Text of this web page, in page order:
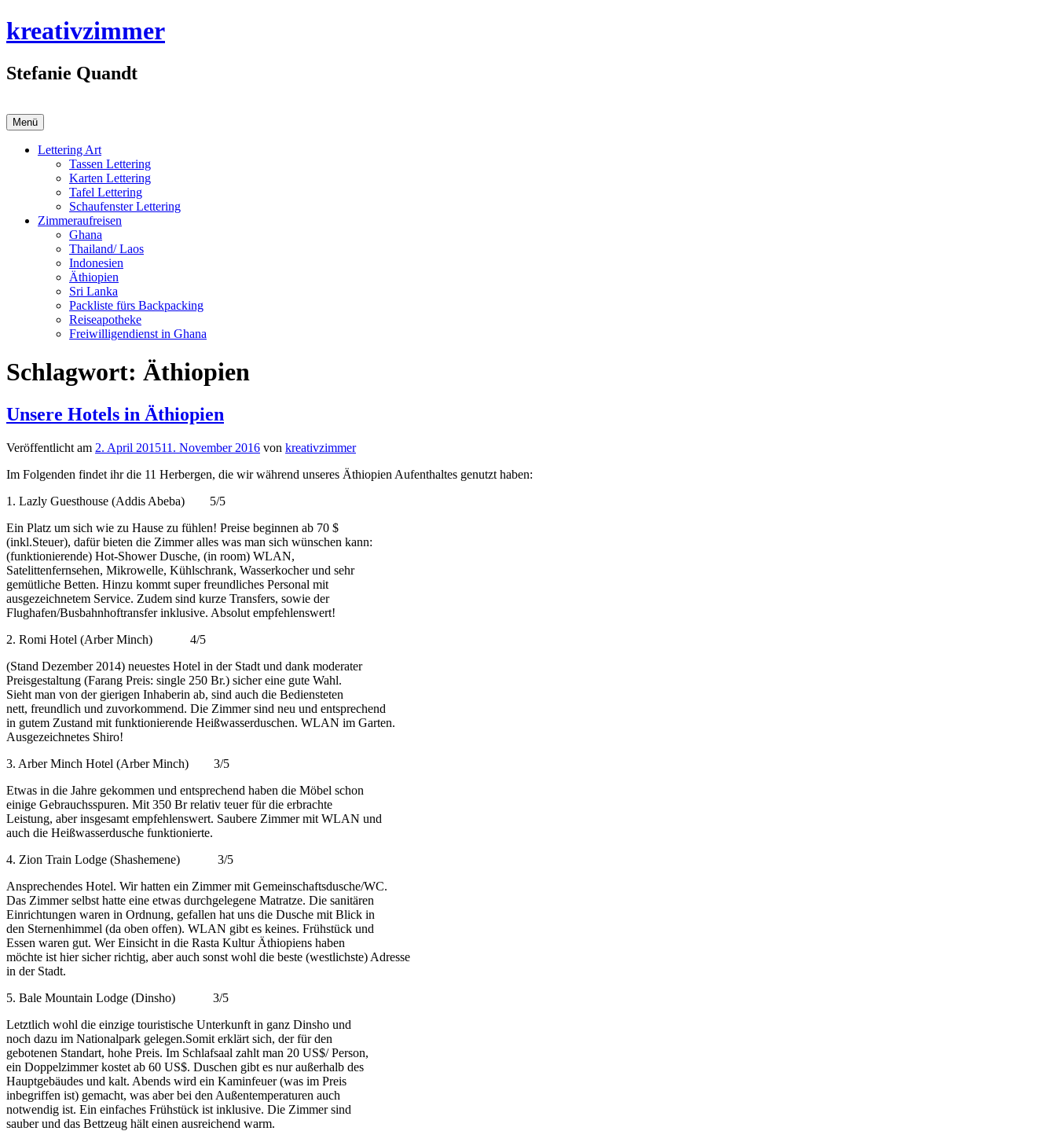
Zum
Inhalt
kreativzimmer
Stefanie Quandt
Menü
Lettering Art
Tassen Lettering
Karten Lettering
Tafel Lettering
Schaufenster Lettering
Zimmeraufreisen
Ghana
Thailand/ Laos
Indonesien
Äthiopien
Sri Lanka
Packliste fürs Backpacking
Reiseapotheke
Freiwilligendienst in Ghana
Schlagwort: Äthiopien
Unsere Hotels in Äthiopien
Veröffentlicht am 2. April 201511. November 2016 von kreativzimmer
Im Folgenden findet ihr die 11 Herbergen, die wir während unseres Äthiopien Aufenthaltes genutzt haben:
1. Lazly Guesthouse (Addis Abeba) 5/5
Ein Platz um sich wie zu Hause zu fühlen! Preise beginnen ab 70 $
(inkl.Steuer), dafür bieten die Zimmer alles was man sich wünschen kann:
(funktionierende) Hot-Shower Dusche, (in room) WLAN,
Satelittenfernsehen, Mikrowelle, Kühlschrank, Wasserkocher und sehr
gemütliche Betten. Hinzu kommt super freundliches Personal mit
ausgezeichnetem Service. Zudem sind kurze Transfers, sowie der
Flughafen/Busbahnhoftransfer inklusive. Absolut empfehlenswert!
2. Romi Hotel (Arber Minch) 4/5
(Stand Dezember 2014) neuestes Hotel in der Stadt und dank moderater
Preisgestaltung (Farang Preis: single 250 Br.) sicher eine gute Wahl.
Sieht man von der gierigen Inhaberin ab, sind auch die Bediensteten
nett, freundlich und zuvorkommend. Die Zimmer sind neu und entsprechend
in gutem Zustand mit funktionierende Heißwasserduschen. WLAN im Garten.
Ausgezeichnetes Shiro!
3. Arber Minch Hotel (Arber Minch) 3/5
Etwas in die Jahre gekommen und entsprechend haben die Möbel schon
einige Gebrauchsspuren. Mit 350 Br relativ teuer für die erbrachte
Leistung, aber insgesamt empfehlenswert. Saubere Zimmer mit WLAN und
auch die Heißwasserdusche funktionierte.
4. Zion Train Lodge (Shashemene) 3/5
Ansprechendes Hotel. Wir hatten ein Zimmer mit Gemeinschaftsdusche/WC.
Das Zimmer selbst hatte eine etwas durchgelegene Matratze. Die sanitären
Einrichtungen waren in Ordnung, gefallen hat uns die Dusche mit Blick in
den Sternenhimmel (da oben offen). WLAN gibt es keines. Frühstück und
Essen waren gut. Wer Einsicht in die Rasta Kultur Äthiopiens haben
möchte ist hier sicher richtig, aber auch sonst wohl die beste (westlichste) Adresse
in der Stadt.
5. Bale Mountain Lodge (Dinsho) 3/5
Letztlich wohl die einzige touristische Unterkunft in ganz Dinsho und
noch dazu im Nationalpark gelegen.Somit erklärt sich, der für den
gebotenen Standart, hohe Preis. Im Schlafsaal zahlt man 20 US$/ Person,
ein Doppelzimmer kostet ab 60 US$. Duschen gibt es nur außerhalb des
Hauptgebäudes und kalt. Abends wird ein Kaminfeuer (was im Preis
inbegriffen ist) gemacht, was aber bei den Außentemperaturen auch
notwendig ist. Ein einfaches Frühstück ist inklusive. Die Zimmer sind
sauber und das Bettzeug hält einen ausreichend warm.